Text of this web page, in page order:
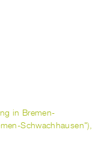
in Bremen-
Schwachhausen"),